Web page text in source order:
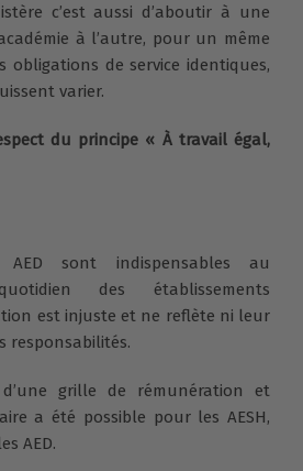
c’est aussi d’aboutir à une
à l’autre, pour un même
obligations de service identiques,
varier.
du principe « À travail égal,
sont indispensables au
des établissements
est injuste et ne reflète ni leur
responsabilités.
grille de rémunération et
a été possible pour les AESH,
AED.